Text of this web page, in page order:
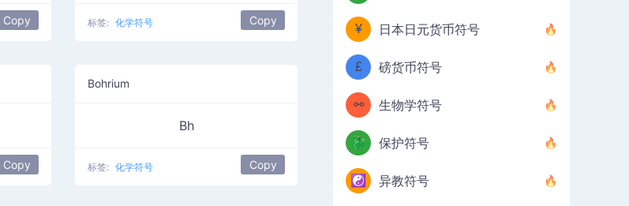
Copy 标签: 化学符号 Copy
Copy
Bohrium
Bh
标签: 化学符号 Copy
¥ 日本日元货币符号
£ 磅货币符号
⚯ 生物学符号
🐉 保护符号
☯️ 异教符号